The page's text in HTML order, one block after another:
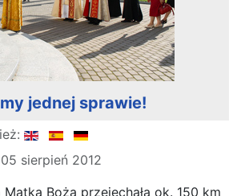
jednej sprawie!
sierpień 2012
Boża przejechała ok. 150 km